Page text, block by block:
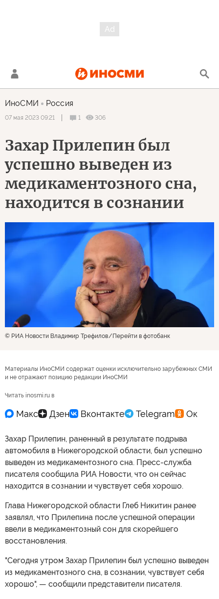
ИноСМИ Россия
07 мая 2023 09:21 1 306
Захар Прилепин был
успешно выведен из
медикаментозного сна,
находится в сознании
© РИА Новости Владимир Трефилов Перейти в фотобанк
Материалы ИноСМИ содержат оценки исключительно зарубежных СМИ
и не отражают позицию редакции ИноСМИ
Читать inosmi.ru в
Захар Прилепин, раненный в результате подрыва
автомобиля в Нижегородской области, был успешно
выведен из медикаментозного сна. Пресс-служба
писателя сообщила РИА Новости, что он сейчас
находится в сознании и чувствует себя хорошо.
Глава Нижегородской области Глеб Никитин ранее
заявлял, что Прилепина после успешной операции
ввели в медикаментозный сон для скорейшего
восстановления.
"Сегодня утром Захар Прилепин был успешно выведен
из медикаментозного сна, в сознании, чувствует себя
хорошо", — сообщили представители писателя.